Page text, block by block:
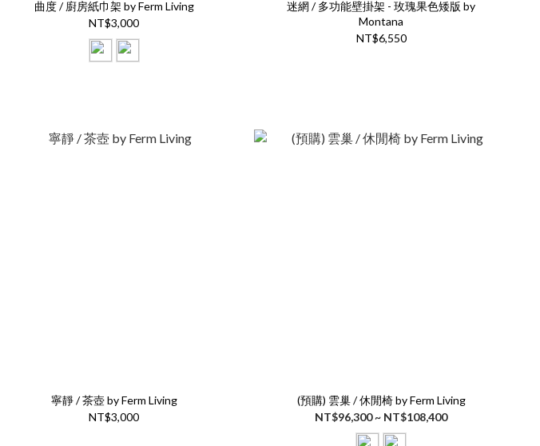
曲度 / 廚房紙巾架 by Ferm Living
NT$3,000
迷網 / 多功能壁掛架 - 玫瑰果色矮版 by
Montana
NT$6,550
寧靜 / 茶壺 by Ferm Living
NT$3,000
(預購) 雲巢 / 休閒椅 by Ferm Living
NT$96,300 ~ NT$108,400